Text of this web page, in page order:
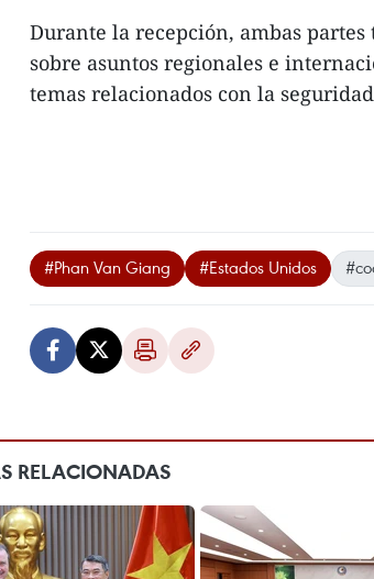
Durante la recepción, ambas
sobre asuntos regionales e
temas relacionados con la
#Phan Van Giang #Estados Unidos
RELACIONADAS